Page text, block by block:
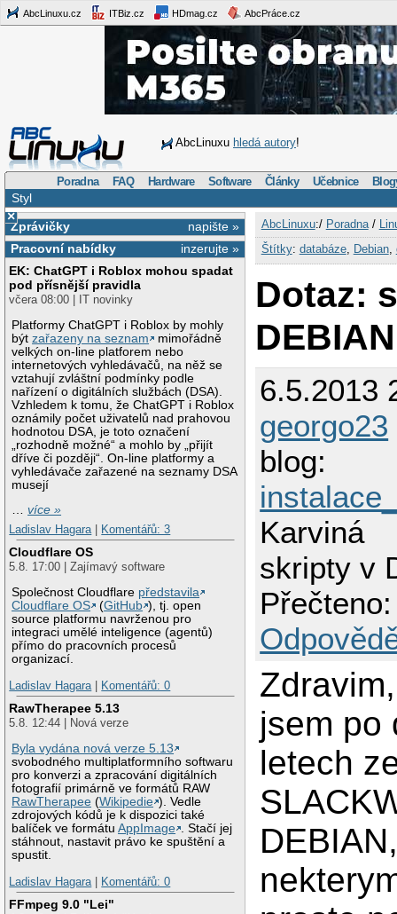
AbcLinuxu.cz ITBiz.cz HDmag.cz AbcPráce.cz
AbcLinuxu hledá autory!
Poradna FAQ Hardware Software Články Učebnice
Styl
×
napište »
Zprávičky
inzerujte »
Pracovní nabídky
EK: ChatGPT i Roblox mohou spadat
pod přísnější pravidla
včera 08:00 | IT novinky
Platformy ChatGPT i Roblox by mohly
býtzařazeny na seznam
mimořádně
velkých on-line platforem nebo
internetových vyhledávačů, na něž se
vztahují zvláštní podmínky podle
nařízení o digitálních službách (DSA).
Vzhledem k tomu, že ChatGPT i Roblox
oznámily počet uživatelů nad prahovou
hodnotou DSA, je toto označení
„rozhodně možné“ a mohlo by „přijít
dříve či později“. On-line platformy a
vyhledávače zařazené na seznamy DSA
musejí
…více »
Ladislav Hagara
Komentářů: 3
Cloudflare OS
5.8. 17:00 | Zajímavý software
Společnost Cloudflare představila
Cloudflare OS
(GitHub ), tj. open
source platformu navrženou pro
integraci umělé inteligence (agentů)
přímo do pracovních procesů
organizací.
Ladislav Hagara
Komentářů: 0
RawTherapee 5.13
5.8. 12:44 | Nová verze
Byla vydána nová verze 5.13
svobodného multiplatformního softwaru
pro konverzi a zpracování digitálních
fotografií primárně ve formátů RAW
RawTherapee (Wikipedie ). Vedle
zdrojových kódů je k dispozici také
balíček ve formátuAppImage . Stačí jej
stáhnout, nastavit právo ke spuštění a
spustit.
Ladislav Hagara
Komentářů: 0
FFmpeg 9.0 "Lei"
AbcLinuxu:/ Poradna/
Štítky: databáze, Debian,
Dotaz:
6.5.2013
georgo23
blog:
Karviná
skripty v
jsem po
letech